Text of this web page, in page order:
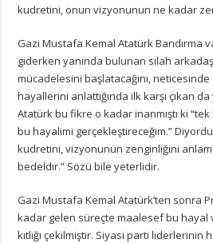
kudretini, onun vizyonunun ne kadar
Gazi Mustafa Kemal Atatürk Bandırma
giderken yanında bulunan silah
mücadelesini başlatacağını,
hayallerini anlattığında ilk karşı çıkan
Atatürk bu fikre o kadar inanmıştı ki
bu hayalimi gerçekleştireceğim.”
kudretini, vizyonunun zenginliğini
bedeldir.” Sözü bile yeterlidir.
Gazi Mustafa Kemal Atatürk’ten sonra
kadar gelen süreçte maalesef bu hayal
kıtlığı çekilmiştir. Siyasi parti liderlerinin